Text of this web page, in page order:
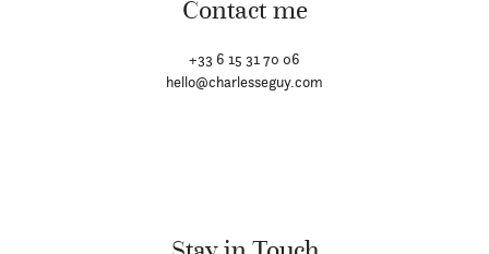
Contact me
+33 6 15 31 70 06
hello@charlesseguy.com